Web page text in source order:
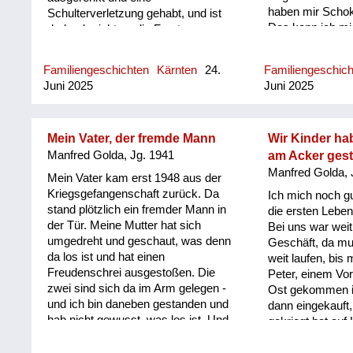
Schulterverletzung gehabt, und ist
dadurch nicht an die Front
er für die Wirtschaft wichtig war. Es
ist uns im Krieg eigentlich immer gut
und am Karlsplatz am
Schwarzmarkt gehandelt hat. Also,
ich kann mich erinnern zum Beispiel
an einen Riesenkoffer voller
Rasierklingen. Ich weiß nicht, was er
alles gehandelt hat, aber an die
Rasierklingen kann ich mich
erinnern. Ich glaube, das war etwas
sehr Wertvolles damals.
Familiengeschichten Kärnten
24.
Juni 2025
haben mir
Das kann ich
Ziehschwester.
schon
ausgegangen.
hat dann einen
und ist nach
Schwester war
war auch
englischen
Eltern haben ihr
heiraten. Das
möglich
Juni 2025
Mein Vater, der fremde Mann
Manfred Golda, Jg. 1941
Mein Vater kam erst 1948 aus der
Kriegsgefangenschaft zurück. Da
stand plötzlich ein fremder Mann in
der Tür. Meine Mutter hat sich
umgedreht und geschaut, was denn
da los ist und hat einen
Freudenschrei ausgestoßen. Die
zwei sind sich da im Arm gelegen -
und ich bin daneben gestanden und
hab nicht gewusst, was los ist. Und
Wir Kinder
am Acker
Manfred Golda,
Ich mich noch
die ersten
Bei uns war
Geschäft, da
weit laufen, bis
Peter, einem
Ost gekommen
dann
gekriegt hat auf